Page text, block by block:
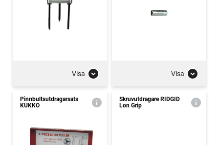
Visa Visa
Pinnbultsutdragarsats
KUKKO
Skruvutdragare RIDGID
Lon Grip